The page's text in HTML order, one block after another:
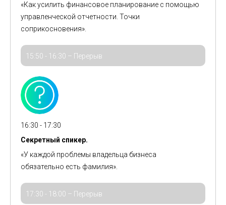
«Как усилить финансовое планирование с помощью
управленческой отчетности. Точки
соприкосновения».
15:50 - 16:30 – Перерыв
16:30 - 17:30
Секретный спикер.
«У каждой проблемы владельца бизнеса
обязательно есть фамилия».
17:30 - 18:00 – Перерыв